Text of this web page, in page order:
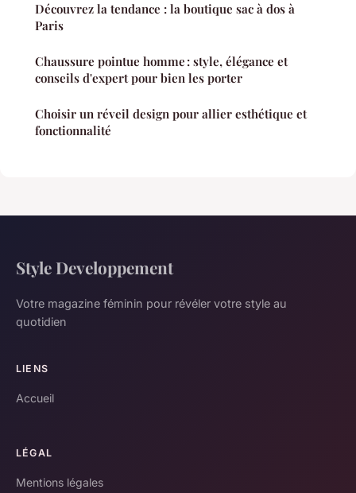
Découvrez la tendance : la boutique sac à dos à
Paris
Chaussure pointue homme : style, élégance et
conseils d'expert pour bien les porter
Choisir un réveil design pour allier esthétique et
fonctionnalité
Style Developpement
Votre magazine féminin pour révéler votre style au
quotidien
LIENS
Accueil
LÉGAL
Mentions légales